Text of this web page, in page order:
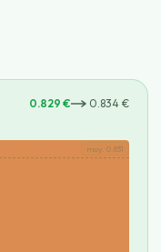
0.829 € 0.834 €
moy. 0.831